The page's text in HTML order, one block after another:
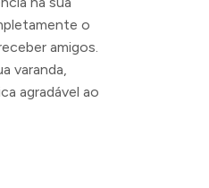
o
amigos.
varanda,
agradável ao